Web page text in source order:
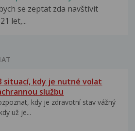
se zeptat zda navštívit
let,...
situací, kdy je nutné volat
službu
kdy je zdravotní stav vážný
už je...